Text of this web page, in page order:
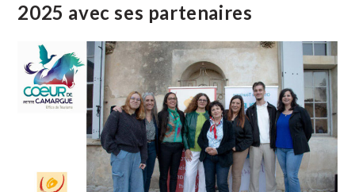
2025 avec ses partenaires